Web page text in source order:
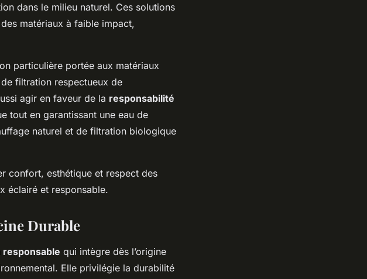
dans le milieu naturel. Ces solutions
matériaux à faible impact,
particulière portée aux matériaux
filtration respectueux de
agir en faveur de la responsabilité
tout en garantissant une eau de
naturel et de filtration biologique
confort, esthétique et respect des
éclairé et responsable.
Durable
qui intègre dès l’origine
Elle privilégie la durabilité